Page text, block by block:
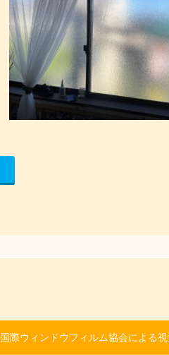
国際ウィンドウフィルム協会による